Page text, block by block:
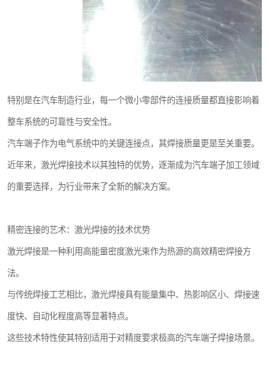
特别是在汽车制造行业，每一个微小零部件的连接质量都直接影响着
整车系统的可靠性与安全性。
汽车端子作为电气系统中的关键连接点，其焊接质量更是至关重要。
近年来，激光焊接技术以其独特的优势，逐渐成为汽车端子加工领域
的重要选择，为行业带来了全新的解决方案。
精密连接的艺术：激光焊接的技术优势
激光焊接是一种利用高能量密度激光束作为热源的高效精密焊接方
法。
与传统焊接工艺相比，激光焊接具有能量集中、热影响区小、焊接速
度快、自动化程度高等显著特点。
这些技术特性使其特别适用于对精度要求极高的汽车端子焊接场景。